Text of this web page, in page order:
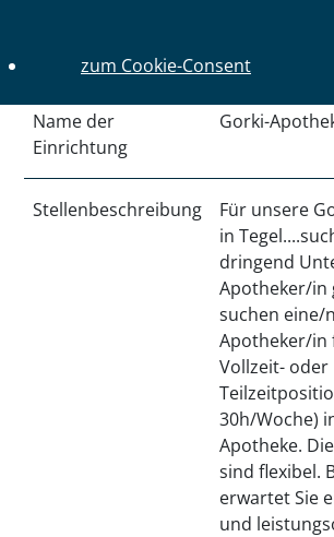
zum Cookie-Consent
Art der Einrichtung Apotheke
Name der
Einrichtung
Gorki-
Stellenbeschreibung
Für unsere
in
dringend
Apotheker/in
suchen eine/
Apotheker/in
Vollzeit- oder
30h/Woche)
Apotheke.
sind flexibel.
erwartet Sie
und